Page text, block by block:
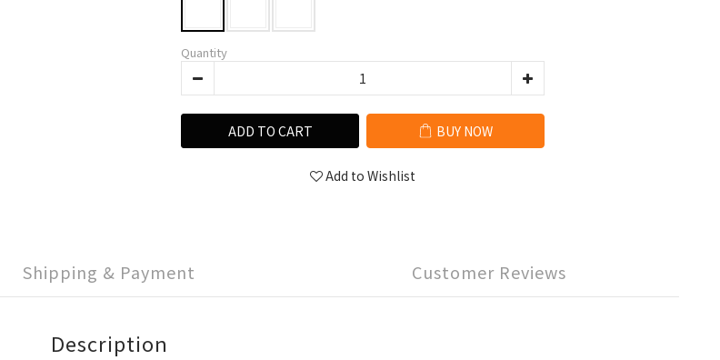
Quantity
ADD TO CART BUY NOW
Add to Wishlist
Shipping & Payment Customer Reviews
Description